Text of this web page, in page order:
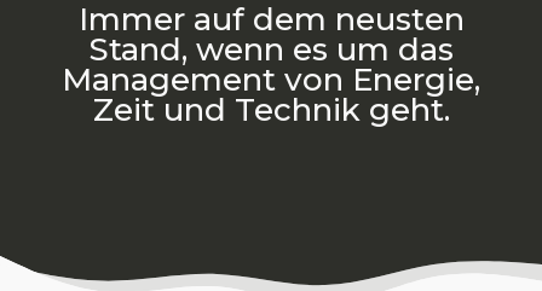
Immer auf dem neusten
Stand, wenn es um das
Management von Energie,
Zeit und Technik geht.